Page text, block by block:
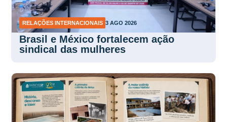
RELAÇÕES INTERNACIONAIS 3 AGO 2026
Brasil e México fortalecem ação
sindical das mulheres